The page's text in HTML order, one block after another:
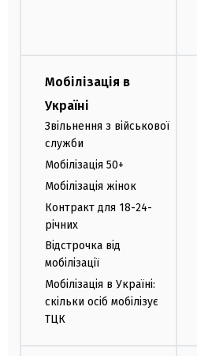
Мобілізація в
Україні
Звільнення з військової
служби
Мобілізація 50+
Мобілізація жінок
Контракт для 18-24-
річних
Відстрочка від
мобілізації
Мобілізація в Україні:
скільки осіб мобілізує
ТЦК